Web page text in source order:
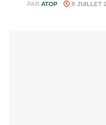
PAR ATOP 9 JUILLET